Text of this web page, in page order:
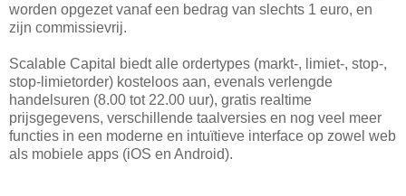
worden opgezet vanaf een bedrag van slechts 1 euro, en
zijn commissievrij.
Scalable Capital biedt alle ordertypes (markt-, limiet-, stop-,
stop-limietorder) kosteloos aan, evenals verlengde
handelsuren (8.00 tot 22.00 uur), gratis realtime
prijsgegevens, verschillende taalversies en nog veel meer
functies in een moderne en intuïtieve interface op zowel web
als mobiele apps (iOS en Android).